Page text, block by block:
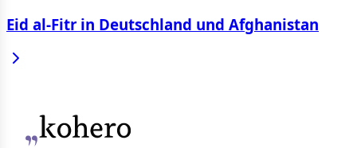
Eid al-Fitr in Deutschland und Afghanistan